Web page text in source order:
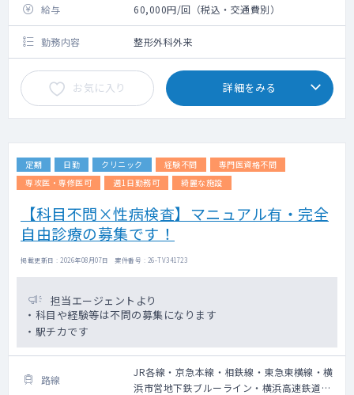
給与 60,000円/回（税込・交通費別）
勤務内容 整形外科外来
お気に入り 詳細をみる
定期 日勤 クリニック 経験不問
専門医資格不問
専攻医・専修医可
週1日勤務可 綺麗な施設
【科目不問×性病検査】マニュアル有・完全
自由診療の募集です！
掲載更新日 : 2026年08月07日 案件番号 : 26-TV341723
担当エージェントより
・科目や経験等は不問の募集になります
・駅チカです
路線
JR各線・京急本線・相鉄線・東急東横線・横
浜市営地下鉄ブルーライン・横浜高速鉄道み